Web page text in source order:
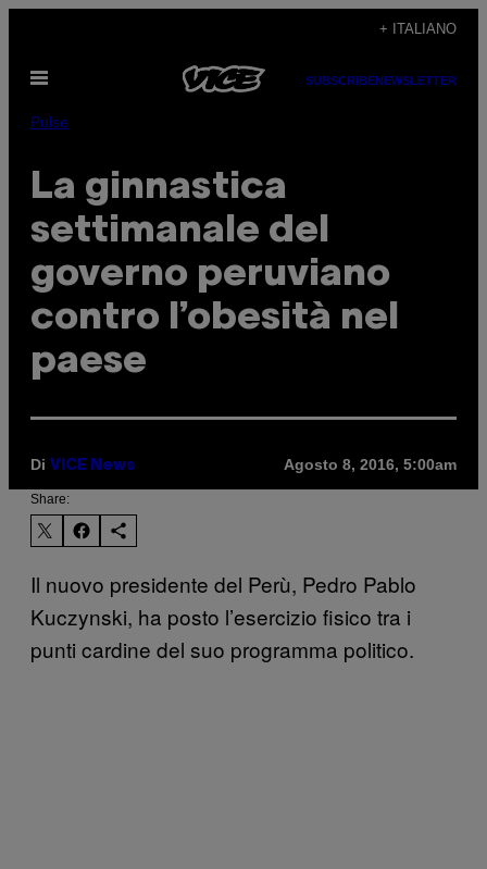
contenuto
+ ITALIANO
Apri
SUBSCRIBENEWSLETTER
Pulse
La ginnastica
settimanale del
governo peruviano
contro l’obesità nel
paese
Di VICE News Agosto 8, 2016, 5:00am
Share:
Il nuovo presidente del Perù, Pedro Pablo
Kuczynski, ha posto l’esercizio fisico tra i
punti cardine del suo programma politico.